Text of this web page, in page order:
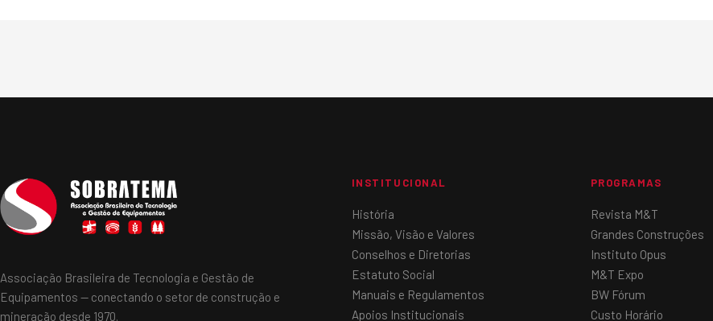
Associação Brasileira de Tecnologia e Gestão de
Equipamentos — conectando o setor de construção e
mineração desde 1970.
INSTITUCIONAL
História
Missão, Visão e Valores
Conselhos e Diretorias
Estatuto Social
Manuais e Regulamentos
Apoios Institucionais
PROGRAMAS
Revista M&T
Grandes Construções
Instituto Opus
M&T Expo
BW Fórum
Custo Horário